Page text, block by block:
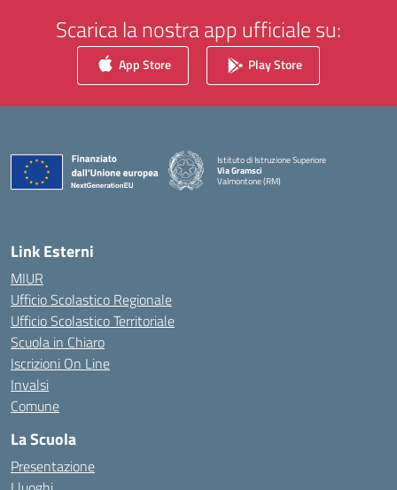
Scarica la nostra app ufficiale su:
App Store Play Store
Istituto di Istruzione Superiore
Via Gramsci
Valmontone (RM)
Link Esterni
MIUR
Ufficio Scolastico Regionale
Ufficio Scolastico Territoriale
Scuola in Chiaro
Iscrizioni On Line
Invalsi
Comune
La Scuola
Presentazione